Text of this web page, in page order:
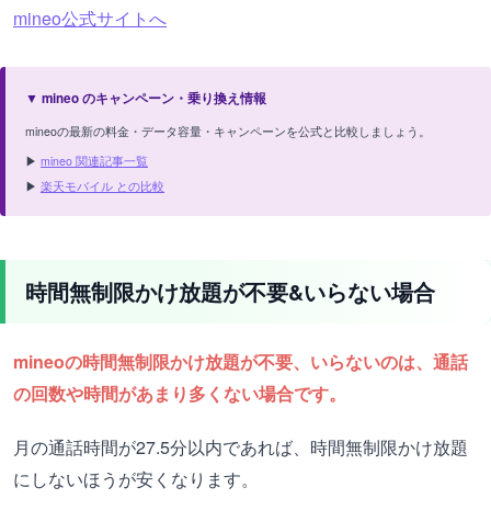
mineo公式サイトへ
▼ mineo のキャンペーン・乗り換え情報
mineoの最新の料金・データ容量・キャンペーンを公式と比較しましょう。
▶ mineo 関連記事一覧
▶ 楽天モバイル との比較
時間無制限かけ放題が不要&いらない場合
mineoの時間無制限かけ放題が不要、いらないのは、通話
の回数や時間があまり多くない場合です。
月の通話時間が27.5分以内であれば、時間無制限かけ放題
にしないほうが安くなります。